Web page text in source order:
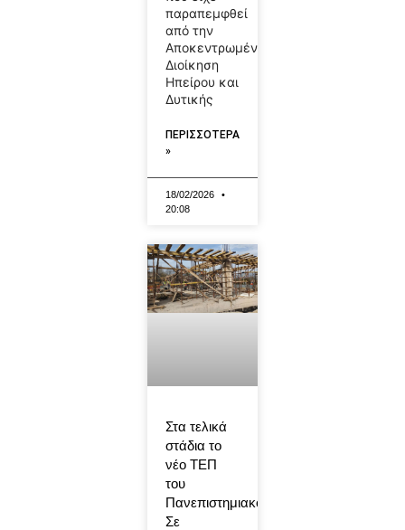
παραπεμφθεί
από την
Αποκεντρωμένη
Διοίκηση
Ηπείρου και
Δυτικής
ΠΕΡΙΣΣΟΤΕΡΑ
»
18/02/2026
20:08
Στα τελικά
στάδια το
νέο ΤΕΠ
του
Πανεπιστημιακού-
Σε